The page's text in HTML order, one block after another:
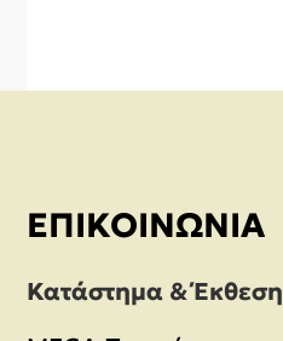
ΕΠΙΚΟΙΝΩΝΊΑ
Κατάστημα & Έκθεση